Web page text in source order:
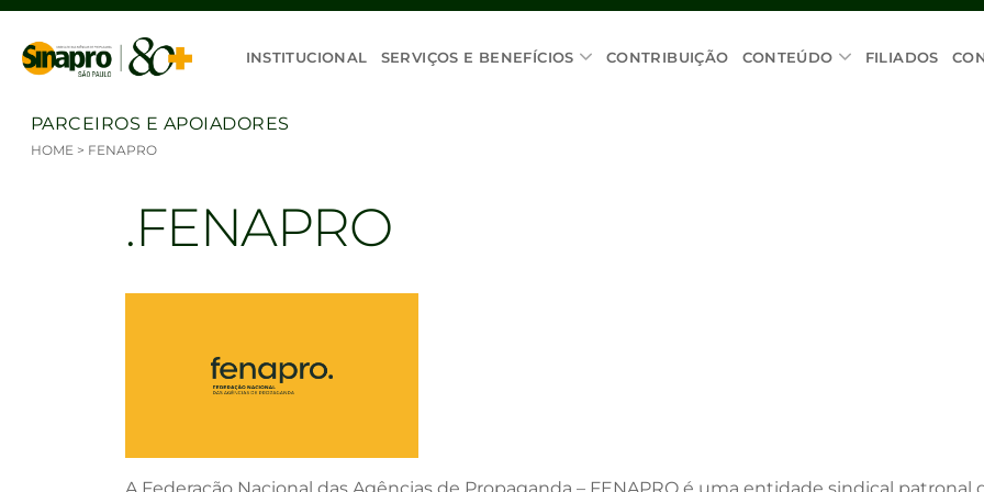
Ir para o conteúdo
INSTITUCIONAL SERVIÇOS E BENEFÍCIOS CONTRIBUIÇÃO CONTEÚDO FILIADOS
PARCEIROS E APOIADORES
HOME > FENAPRO
FENAPRO